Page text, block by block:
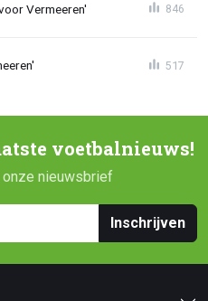
Vermeeren' 846
517
voetbalnieuws!
nieuwsbrief
Inschrijven